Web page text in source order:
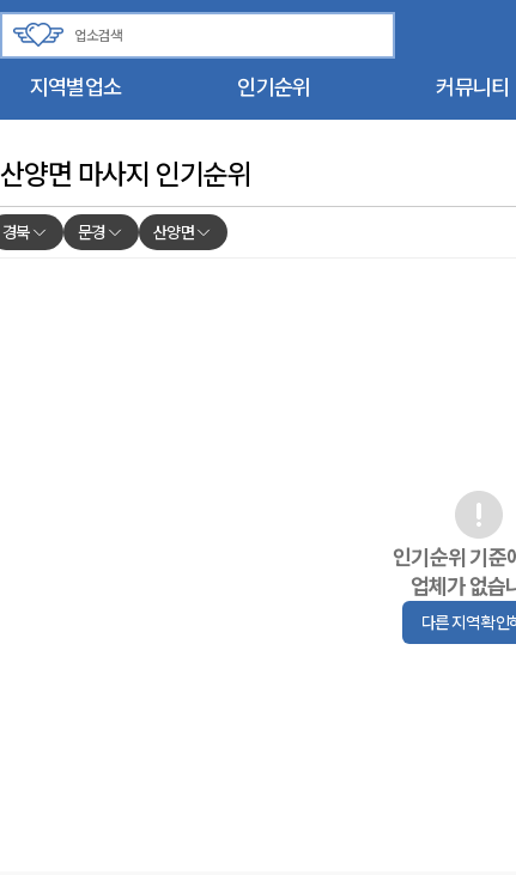
지역별업소 인기순위 커뮤니티
산양면 마사지 인기순위
경북 문경 산양면
인기순위 기준
업체가 없습
다른 지역 확인